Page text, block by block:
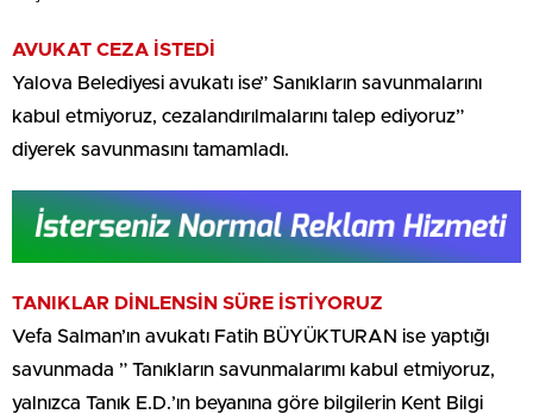
AVUKAT CEZA İSTEDİ
Yalova Belediyesi avukatı ise” Sanıkların savunmalarını
kabul etmiyoruz, cezalandırılmalarını talep ediyoruz”
diyerek savunmasını tamamladı.
TANIKLAR DİNLENSİN SÜRE İSTİYORUZ
Vefa Salman’ın avukatı Fatih BÜYÜKTURAN ise yaptığı
savunmada ” Tanıkların savunmalarımı kabul etmiyoruz,
yalnızca Tanık E.D.’ın beyanına göre bilgilerin Kent Bilgi